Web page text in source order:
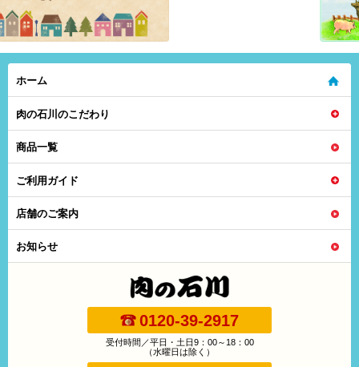
ホーム
肉の石川のこだわり
商品一覧
ご利用ガイド
店舗のご案内
お知らせ
0120-39-2917
受付時間／平日・土日9：00～18：00
（水曜日は除く）